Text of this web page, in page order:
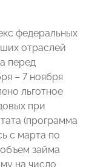
федеральных
отраслей
перед
– 7 ноября
льготное
при
(программа
с марта по
займа
на число